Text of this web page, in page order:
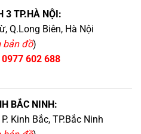
3 TP.HÀ NỘI:
Q.Long Biên, Hà Nội
bản đồ)
0977 602 688
BẮC NINH:
Kinh Bắc, TP.Bắc Ninh